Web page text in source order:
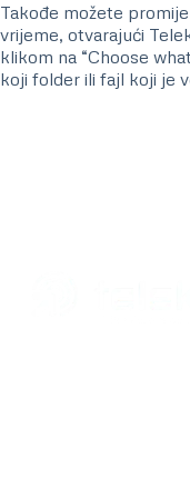
Takođe možete
vrijeme, otvarajući
klikom na “Choose
koji folder ili fajl koji je